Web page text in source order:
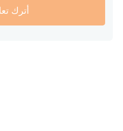
أترك